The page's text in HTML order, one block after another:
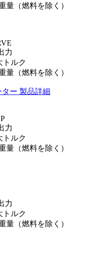
量（燃料を除く）
力
トルク
量（燃料を除く）
ター 製品詳細
力
トルク
量（燃料を除く）
力
トルク
量（燃料を除く）